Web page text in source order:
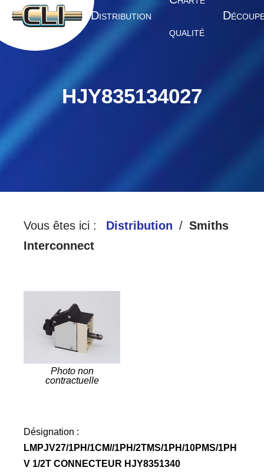
A CCUEIL DISTRIBUTION
QUALITÉ
D
HJY835134027
Vous êtes ici : Distribution
Smiths
Interconnect
Photo non
contractuelle
Désignation :
LMPJV27/1PH/1CM//1PH/2TMS/1PH/10PMS/1PH
V 1/2T CONNECTEUR HJY8351340